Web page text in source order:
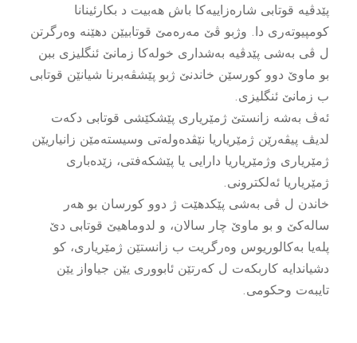
پێدڤیە قوتابى شارەزاییەکا باش هەبیت د بکارئینانا
کومپیوتەرى دا. وژبو ڤێ مەرەمێ قوتابیێن دهێنە وەرگرتن
ل ڤى بەشى پێدڤیە بەشدارى خولەکا زمانێ ئنگلیزى ببن
بو ماوێ دوو کورسێن خاندنێ ژبو پێشڤەبرنا شیانێن قوتابى
ب زمانێ ئنگلیزى.
ئەڤ بەشە زانستێ ژمێریارى پێشکێشى قوتابى دکەت
لدیڤ پیڤەرێن ژمێریاریا نێڤدەولەتى وسیستەمێن زانیاریێن
ژمێریارى وژمێریاریا دارایى یا پێشکەفتى، زێدەبارى
ژمێریاریا ئەلکترونى.
خاندن ل ڤى بەشى پێکدهێت ژ دوو کورسان بو هەر
سالەکێ و بو ماوێ چار سالان، و لدوماهیێ قوتابى دێ
پلەیا بەکالوریوس وەرگریت ب زانستێن ژمێریارى، کو
دشیاندایە کاربکەت ل کەرتێن ئابوورى یێن جیاواز یێن
تایبەت وحکومى.